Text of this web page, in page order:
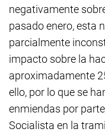
negativamente
pasado enero, esta
parcialmente
impacto sobre la
aproximadamente
ello, por lo que se
enmiendas por
Socialista en la